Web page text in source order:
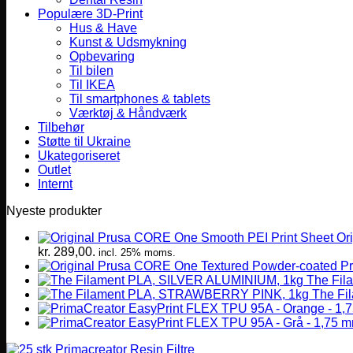
Populære 3D-Print
Hus & Have
Kunst & Udsmykning
Opbevaring
Til bilen
Til IKEA
Til smartphones & tablets
Værktøj & Håndværk
Tilbehør
Støtte til Ukraine
Ukategoriseret
Outlet
Internt
Nyeste produkter
kr. 289,00. incl. 25% moms.
The
The